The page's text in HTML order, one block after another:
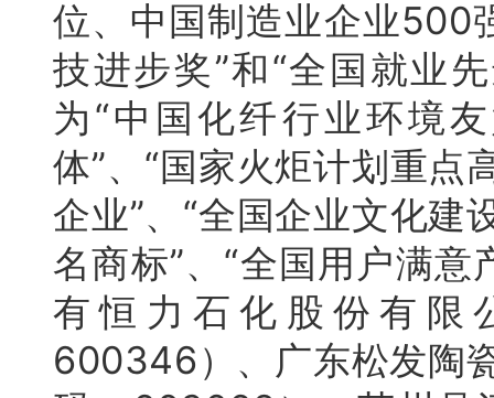
位、中国制造业企业500
技进步奖”和“全国就业
为“中国化纤行业环境
体”、“国家火炬计划重点
企业”、“全国企业文化建
名商标”、“全国用户满
有恒力石化股份有限
600346）、广东松发陶